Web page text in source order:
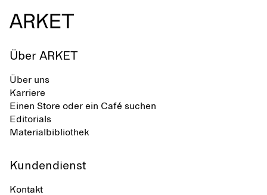
Über ARKET
Über uns
Karriere
Einen Store oder ein Café suchen
Editorials
Materialbibliothek
Kundendienst
Kontakt